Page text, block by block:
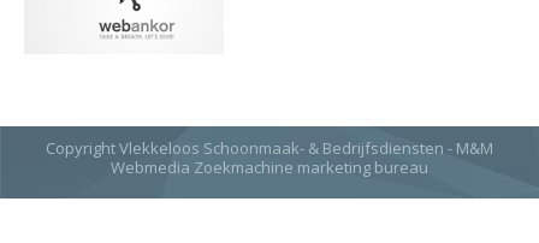
Copyright Vlekkeloos Schoonmaak- & Bedrijfsdiensten - M&M
Webmedia Zoekmachine marketing bureau